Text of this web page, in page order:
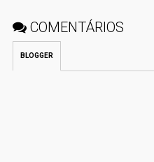
COMENTÁRIOS
BLOGGER